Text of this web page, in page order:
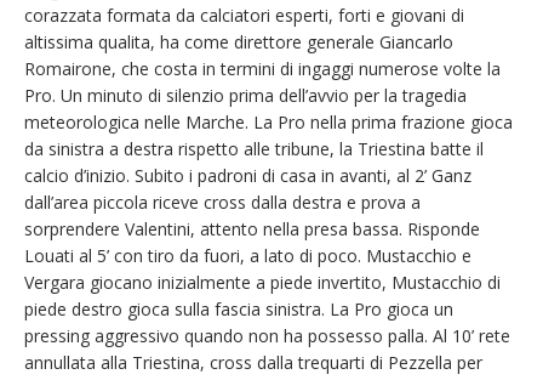
corazzata formata da calciatori esperti, forti e giovani di
altissima qualita, ha come direttore generale Giancarlo
Romairone, che costa in termini di ingaggi numerose volte la
Pro. Un minuto di silenzio prima dell’avvio per la tragedia
meteorologica nelle Marche. La Pro nella prima frazione gioca
da sinistra a destra rispetto alle tribune, la Triestina batte il
calcio d’inizio. Subito i padroni di casa in avanti, al 2’ Ganz
dall’area piccola riceve cross dalla destra e prova a
sorprendere Valentini, attento nella presa bassa. Risponde
Louati al 5’ con tiro da fuori, a lato di poco. Mustacchio e
Vergara giocano inizialmente a piede invertito, Mustacchio di
piede destro gioca sulla fascia sinistra. La Pro gioca un
pressing aggressivo quando non ha possesso palla. Al 10’ rete
annullata alla Triestina, cross dalla trequarti di Pezzella per